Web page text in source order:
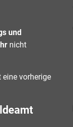
und
nicht
vorherige